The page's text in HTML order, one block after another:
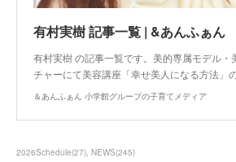
有村実樹 記事一覧 | &あんふぁん
有村実樹 の記事一覧です。美的専属モデル・
チャーにて美容講座「幸せ美人になる方法」
＆あんふぁん 小学館グループの子育てメディア
2026Schedule(27) NEWS(245)